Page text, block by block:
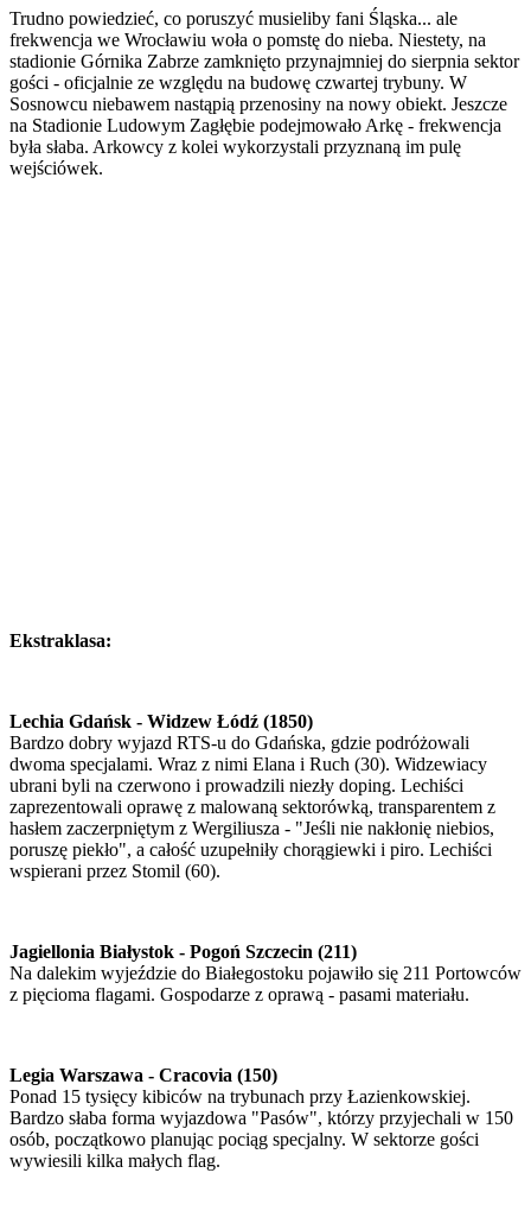
Trudno powiedzieć, co poruszyć musieliby fani Śląska... ale
frekwencja we Wrocławiu woła o pomstę do nieba. Niestety, na
stadionie Górnika Zabrze zamknięto przynajmniej do sierpnia sektor
gości - oficjalnie ze względu na budowę czwartej trybuny. W
Sosnowcu niebawem nastąpią przenosiny na nowy obiekt. Jeszcze
na Stadionie Ludowym Zagłębie podejmowało Arkę - frekwencja
była słaba. Arkowcy z kolei wykorzystali przyznaną im pulę
wejściówek.
Ekstraklasa:
Lechia Gdańsk - Widzew Łódź (1850)
Bardzo dobry wyjazd RTS-u do Gdańska, gdzie podróżowali
dwoma specjalami. Wraz z nimi Elana i Ruch (30). Widzewiacy
ubrani byli na czerwono i prowadzili niezły doping. Lechiści
zaprezentowali oprawę z malowaną sektorówką, transparentem z
hasłem zaczerpniętym z Wergiliusza - "Jeśli nie nakłonię niebios,
poruszę piekło", a całość uzupełniły chorągiewki i piro. Lechiści
wspierani przez Stomil (60).
Jagiellonia Białystok - Pogoń Szczecin (211)
Na dalekim wyjeździe do Białegostoku pojawiło się 211 Portowców
z pięcioma flagami. Gospodarze z oprawą - pasami materiału.
Legia Warszawa - Cracovia (150)
Ponad 15 tysięcy kibiców na trybunach przy Łazienkowskiej.
Bardzo słaba forma wyjazdowa "Pasów", którzy przyjechali w 150
osób, początkowo planując pociąg specjalny. W sektorze gości
wywiesili kilka małych flag.